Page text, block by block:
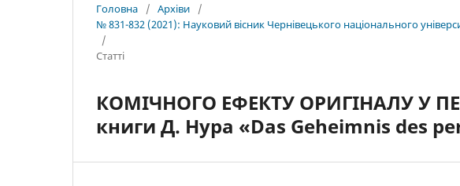
Головна / Архіви
/
№ 831-832 (2021): Науковий вісник Чернівецького національного
/
Статті
КОМІЧНОГО ЕФЕКТУ ОРИГІНАЛУ У
книги Д. Нура «Das Geheimnis des